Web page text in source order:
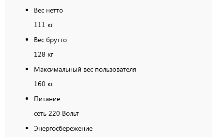
Вес нетто
111 кг
Вес брутто
128 кг
Максимальный вес пользователя
160 кг
Питание
сеть 220 Вольт
Энергосбережение